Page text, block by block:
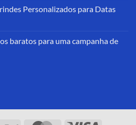
Personalizados para Datas
baratos para uma campanha de